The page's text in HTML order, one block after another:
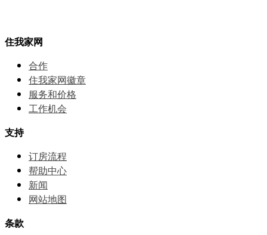
住我家网
合作
住我家网徽章
服务和价格
⼯作机会
支持
订房流程
帮助中⼼
新闻
网站地图
条款